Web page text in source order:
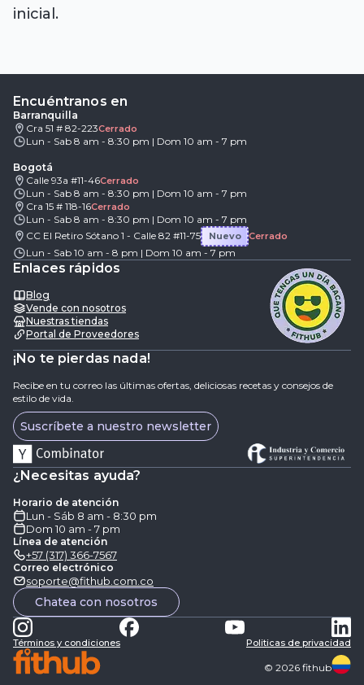
inicial.
Encuéntranos en
Barranquilla
Cra 51 # 82-223Cerrado
Lun - Sab 8 am - 8:30 pm | Dom 10 am - 7 pm
Bogotá
Calle 93a #11-46Cerrado
Lun - Sab 8 am - 8:30 pm | Dom 10 am - 7 pm
Cra 15 # 118-16Cerrado
Lun - Sab 8 am - 8:30 pm | Dom 10 am - 7 pm
CC El Retiro Sótano 1 - Calle 82 #11-75
Nuevo Cerrado
Lun - Sab 10 am - 8 pm | Dom 10 am - 7 pm
Enlaces rápidos
Blog
Vende con nosotros
Nuestras tiendas
Portal de Proveedores
¡No te pierdas nada!
Recibe en tu correo las últimas ofertas, deliciosas recetas y consejos de
estilo de vida.
Suscríbete a nuestro newsletter
¿Necesitas ayuda?
Horario de atención
Lun - Sáb 8 am - 8:30 pm
Dom 10 am - 7 pm
Línea de atención
+57 (317) 366-7567
Correo electrónico
soporte@fithub.com.co
Chatea con nosotros
Términos y condiciones Politicas de privacidad
© 2026 fithub